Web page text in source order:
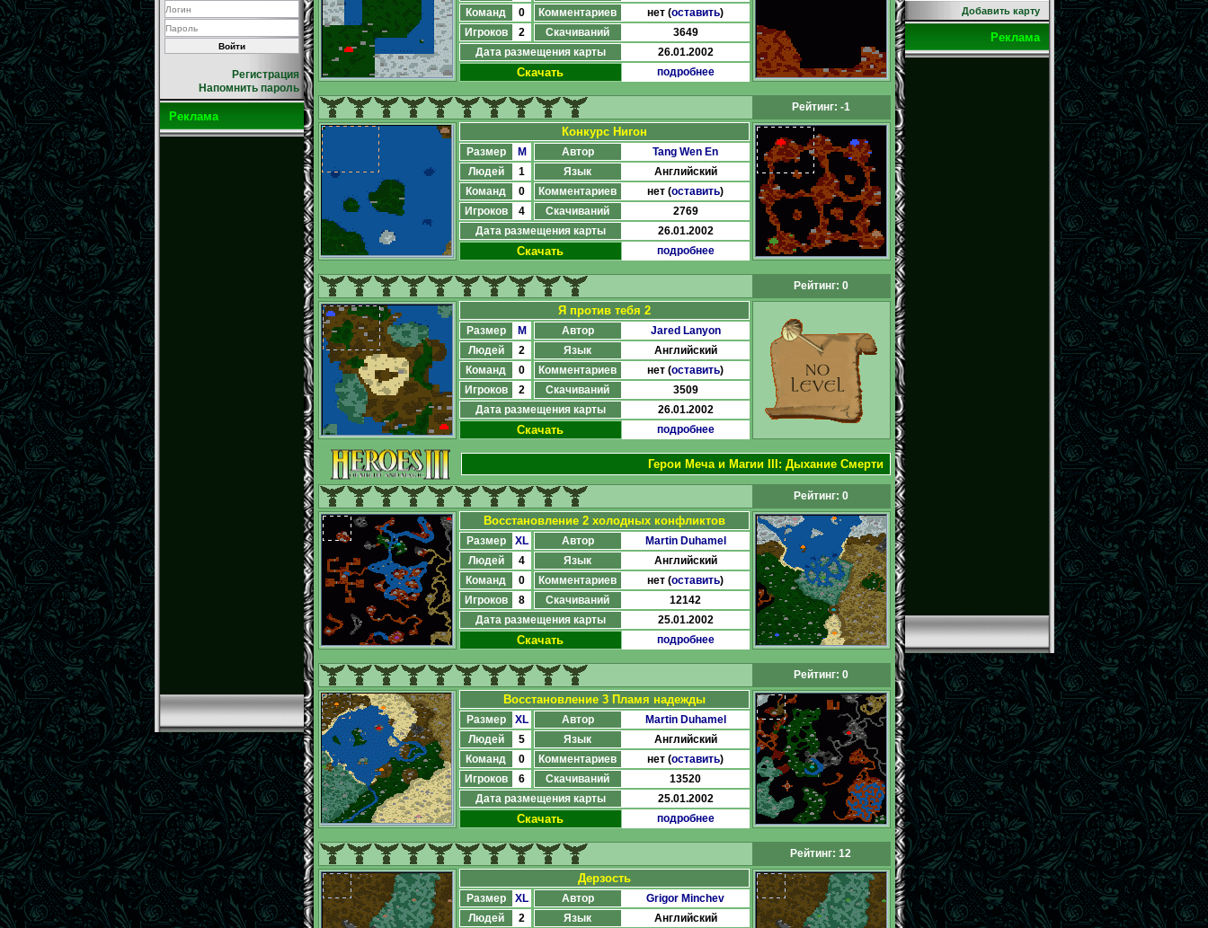
Регистрация
Напомнить пароль
Реклама
Команд
0 Комментариев нет (оставить)
Игроков
2 Скачиваний
3649
Дата размещения карты
26.01.2002
Скачать подробнее
Рейтинг: -1
Конкурс Нигон
Размер M Автор
Tang Wen En
Людей
1 Язык
Английский
Команд
0 Комментариев нет (оставить)
Игроков
4 Скачиваний
2769
Дата размещения карты
26.01.2002
Скачать подробнее
Рейтинг: 0
Я против тебя 2
Размер M Автор
Jared Lanyon
Людей
2 Язык
Английский
Команд
0 Комментариев нет (оставить)
Игроков
2 Скачиваний
3509
Дата размещения карты
26.01.2002
Скачать подробнее
Герои Меча и Магии III : Дыхание Смерти
Рейтинг: 0
Восстановление 2 холодных конфликтов
Размер XL Автор
Martin Duhamel
Людей
4 Язык
Английский
Команд
0 Комментариев нет (оставить)
Игроков
8 Скачиваний
12142
Дата размещения карты
25.01.2002
Скачать подробнее
Рейтинг: 0
Восстановление 3 Пламя надежды
Размер XL Автор
Martin Duhamel
Людей
5 Язык
Английский
Команд
0 Комментариев нет (оставить)
Игроков
6 Скачиваний
13520
Дата размещения карты
25.01.2002
Скачать подробнее
Рейтинг: 12
Дерзость
Размер XL Автор
Grigor Minchev
Людей
2 Язык
Английский
Добавить карту
Реклама